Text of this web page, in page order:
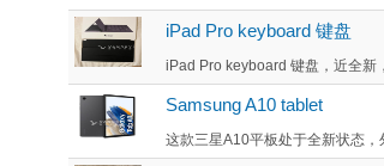
iPad Pro keyboard 键盘
iPad Pro keyboard 键盘，近全新
Samsung A10 tablet
这款三星A10平板处于全新状态，